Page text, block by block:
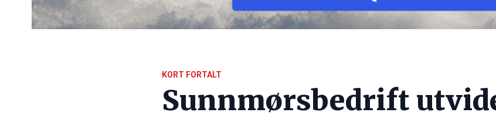
KORT FORTALT
Sunnmørsbedrift